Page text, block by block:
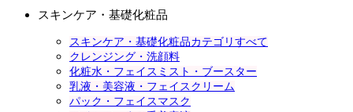
スキンケア・基礎化粧品
スキンケア・基礎化粧品カテゴリすべて
クレンジング・洗顔料
化粧水・フェイスミスト・ブースター
乳液・美容液・フェイスクリーム
パック・フェイスマスク